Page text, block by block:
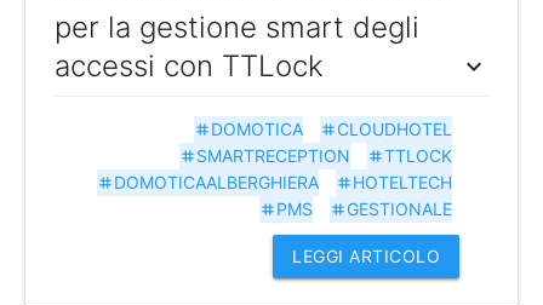
per la gestione smart degli
accessi con TTLock
expand_more
tag CLOUDHOTEL
tag DOMOTICA
tagTTLOCK
tag SMARTRECEPTION
tag HOTELTECH
tag DOMOTICAALBERGHIERA
tag GESTIONALE
tag PMS
LEGGI ARTICOLO